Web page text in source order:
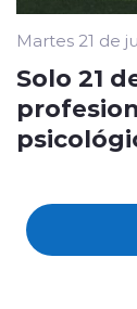
Martes 21 de
Solo 21